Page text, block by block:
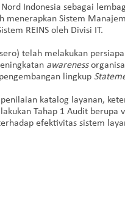
Indonesia sebagai
menerapkan Sistem
REINS oleh Divisi IT.
telah melakukan
awareness
lingkup
katalog layanan,
Tahap 1 Audit berupa
efektivitas sistem